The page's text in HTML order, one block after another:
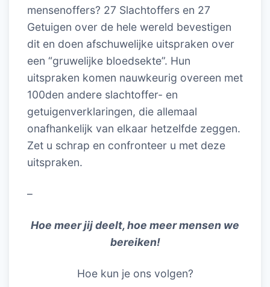
mensenoffers? 27 Slachtoffers en 27
Getuigen over de hele wereld bevestigen
dit en doen afschuwelijke uitspraken over
een “gruwelijke bloedsekte”. Hun
uitspraken komen nauwkeurig overeen met
100den andere slachtoffer- en
getuigenverklaringen, die allemaal
onafhankelijk van elkaar hetzelfde zeggen.
Zet u schrap en confronteer u met deze
uitspraken.
–
Hoe meer jij deelt, hoe meer mensen we
bereiken!
Hoe kun je ons volgen?